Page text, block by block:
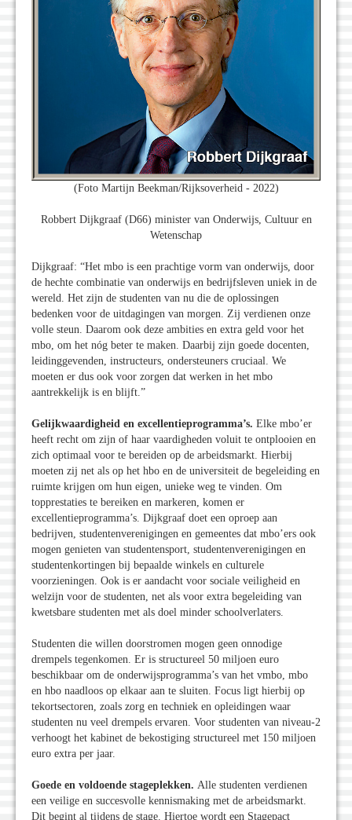
(Foto Martijn Beekman/Rijksoverheid - 2022)
Robbert Dijkgraaf (D66) minister van Onderwijs, Cultuur en
Wetenschap
Dijkgraaf: “Het mbo is een prachtige vorm van onderwijs, door
de hechte combinatie van onderwijs en bedrijfsleven uniek in de
wereld. Het zijn de studenten van nu die de oplossingen
bedenken voor de uitdagingen van morgen. Zij verdienen onze
volle steun. Daarom ook deze ambities en extra geld voor het
mbo, om het nóg beter te maken. Daarbij zijn goede docenten,
leidinggevenden, instructeurs, ondersteuners cruciaal. We
moeten er dus ook voor zorgen dat werken in het mbo
aantrekkelijk is en blijft.”
Gelijkwaardigheid en excellentieprogramma’s. Elke mbo’er
heeft recht om zijn of haar vaardigheden voluit te ontplooien en
zich optimaal voor te bereiden op de arbeidsmarkt. Hierbij
moeten zij net als op het hbo en de universiteit de begeleiding en
ruimte krijgen om hun eigen, unieke weg te vinden. Om
topprestaties te bereiken en markeren, komen er
excellentieprogramma’s. Dijkgraaf doet een oproep aan
bedrijven, studentenverenigingen en gemeentes dat mbo’ers ook
mogen genieten van studentensport, studentenverenigingen en
studentenkortingen bij bepaalde winkels en culturele
voorzieningen. Ook is er aandacht voor sociale veiligheid en
welzijn voor de studenten, net als voor extra begeleiding van
kwetsbare studenten met als doel minder schoolverlaters.
Studenten die willen doorstromen mogen geen onnodige
drempels tegenkomen. Er is structureel 50 miljoen euro
beschikbaar om de onderwijsprogramma’s van het vmbo, mbo
en hbo naadloos op elkaar aan te sluiten. Focus ligt hierbij op
tekortsectoren, zoals zorg en techniek en opleidingen waar
studenten nu veel drempels ervaren. Voor studenten van niveau-2
verhoogt het kabinet de bekostiging structureel met 150 miljoen
euro extra per jaar.
Goede en voldoende stageplekken. Alle studenten verdienen
een veilige en succesvolle kennismaking met de arbeidsmarkt.
Dit begint al tijdens de stage. Hiertoe wordt een Stagepact